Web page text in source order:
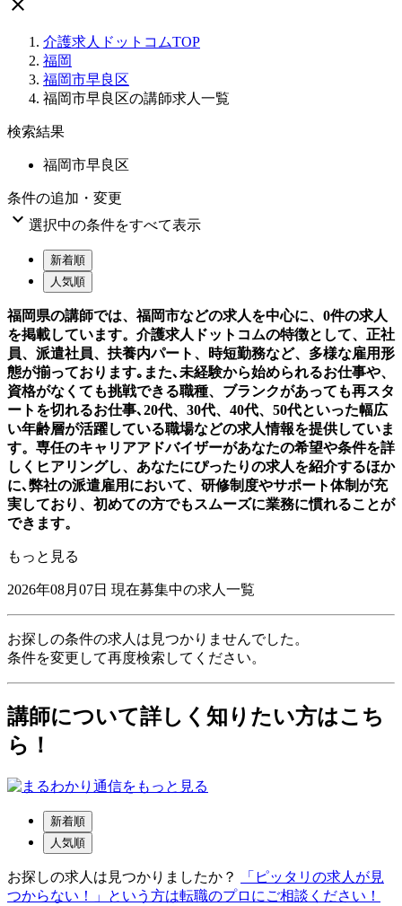

介護求人ドットコムTOP
福岡
福岡市早良区
福岡市早良区の講師求人一覧
検索結果
福岡市早良区
条件の追加・変更
 選択中の条件をすべて表示
新着順
人気順
福岡県の講師では、福岡市などの求人を中心に、0件の求人
を掲載しています。介護求人ドットコムの特徴として、正社
員、派遣社員、扶養内パート、時短勤務など、多様な雇用形
態が揃っております｡また､未経験から始められるお仕事や、
資格がなくても挑戦できる職種、ブランクがあっても再スタ
ートを切れるお仕事､20代、30代、40代、50代といった幅広
い年齢層が活躍している職場などの求人情報を提供していま
す。専任のキャリアアドバイザーがあなたの希望や条件を詳
しくヒアリングし、あなたにぴったりの求人を紹介するほか
に､弊社の派遣雇用において、研修制度やサポート体制が充
実しており、初めての方でもスムーズに業務に慣れることが
できます。
もっと見る
2026年08月07日 現在募集中の求人一覧
お探しの条件の求人は見つかりませんでした。
条件を変更して再度検索してください。
講師について詳しく知りたい方はこち
ら！
新着順
人気順
お探しの求人は見つかりましたか？
「ピッタリの求人が見
つからない！」という方は転職のプロにご相談ください！